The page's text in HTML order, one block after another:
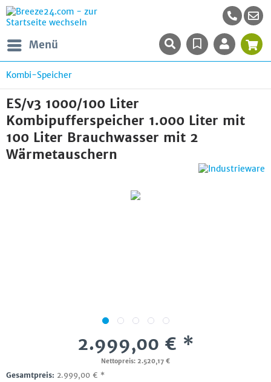
Menü
Kombi-Speicher
ES/v3 1000/100 Liter
Kombipufferspeicher 1.000 Liter mit
100 Liter Brauchwasser mit 2
Wärmetauschern
2.999,00 € *
Nettopreis: 2.520,17 €
Gesamtpreis: 2.999,00 € *